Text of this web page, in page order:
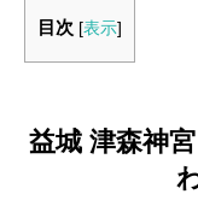
目次 [表示]
益城 津森神